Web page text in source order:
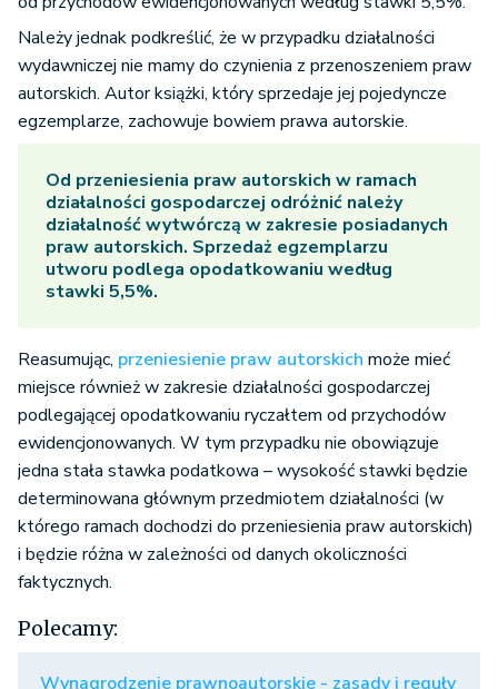
Należy jednak podkreślić, że w przypadku działalności
wydawniczej nie mamy do czynienia z przenoszeniem praw
autorskich. Autor książki, który sprzedaje jej pojedyncze
egzemplarze, zachowuje bowiem prawa autorskie.
Od przeniesienia praw autorskich w ramach
działalności gospodarczej odróżnić należy
działalność wytwórczą w zakresie posiadanych
praw autorskich. Sprzedaż egzemplarzu
utworu podlega opodatkowaniu według
stawki 5,5%.
Reasumując, przeniesienie praw autorskich może mieć
miejsce również w zakresie działalności gospodarczej
podlegającej opodatkowaniu ryczałtem od przychodów
ewidencjonowanych. W tym przypadku nie obowiązuje
jedna stała stawka podatkowa – wysokość stawki będzie
determinowana głównym przedmiotem działalności (w
którego ramach dochodzi do przeniesienia praw autorskich)
i będzie różna w zależności od danych okoliczności
faktycznych.
Polecamy:
Wynagrodzenie prawnoautorskie - zasady i reguły